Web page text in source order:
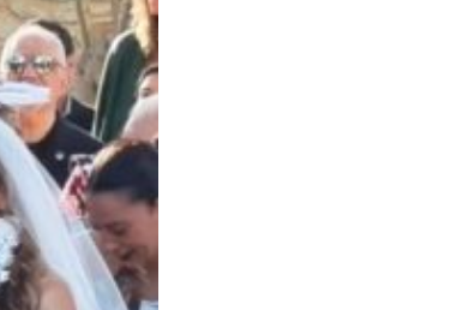
– «Ξαφνικά φερόταν σαν εργένης»